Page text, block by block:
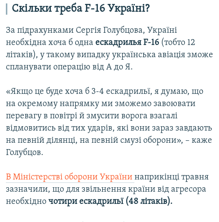
Скільки треба F-16 Україні?
За підрахунками Сергія Голубцова, Україні
необхідна хоча б одна ескадрилья F-16(тобто 12
літаків), у такому випадку українська авіація зможе
спланувати операцію від А до Я.
«Якщо це буде хоча б 3-4 ескадрильї, я думаю, що
на окремому напрямку ми зможемо завоювати
перевагу в повітрі й змусити ворога взагалі
відмовитись від тих ударів, які вони зараз завдають
на певній ділянці, на певній смузі оборони», – каже
Голубцов.
В Міністерстві оборони України наприкінці травня
зазначили, що для звільнення країни від агресора
необхідно чотири ескадрильї (48 літаків).